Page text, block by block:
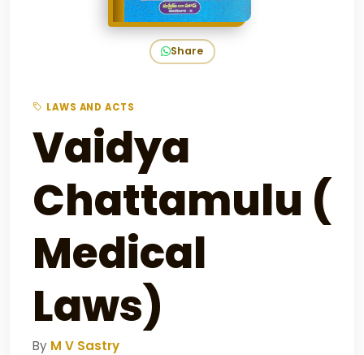
Share
LAWS AND ACTS
Vaidya
Chattamulu (
Medical
Laws)
By M V Sastry